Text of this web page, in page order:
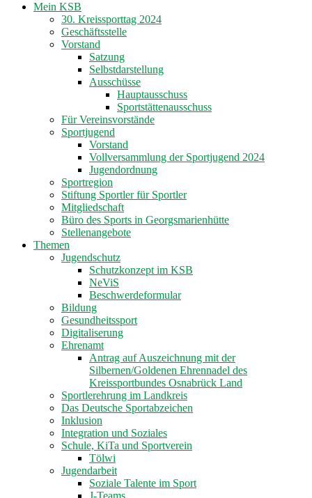
Mein KSB
30. Kreissporttag 2024
Geschäftsstelle
Vorstand
Satzung
Selbstdarstellung
Ausschüsse
Hauptausschuss
Sportstättenausschuss
Für Vereinsvorstände
Sportjugend
Vorstand
Vollversammlung der Sportjugend 2024
Jugendordnung
Sportregion
Stiftung Sportler für Sportler
Mitgliedschaft
Büro des Sports in Georgsmarienhütte
Stellenangebote
Themen
Jugendschutz
Schutzkonzept im KSB
NeViS
Beschwerdeformular
Bildung
Gesundheitssport
Digitaliserung
Ehrenamt
Antrag auf Auszeichnung mit der
Silbernen/Goldenen Ehrennadel des
Kreissportbundes Osnabrück Land
Sportlerehrung im Landkreis
Das Deutsche Sportabzeichen
Inklusion
Integration und Soziales
Schule, KiTa und Sportverein
Tölwi
Jugendarbeit
Soziale Talente im Sport
J-Teams